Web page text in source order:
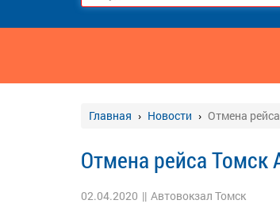
Главная Новости Отмена
Отмена рейса Томск
02.04.2020 || Автовокзал Томск